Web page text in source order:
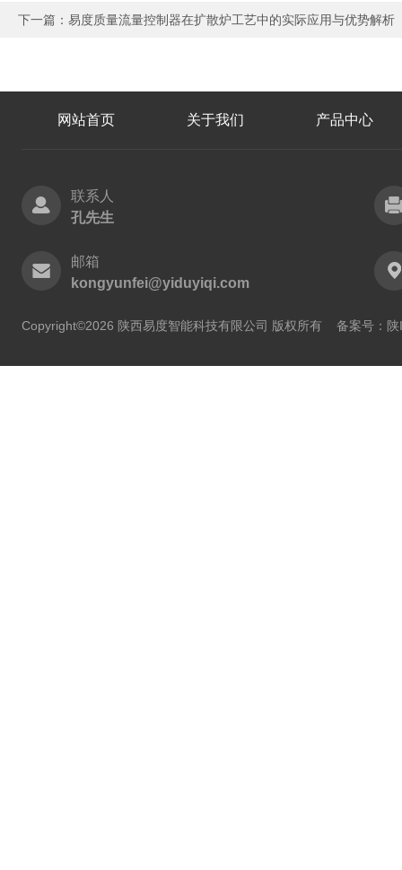
下一篇： 易度质量流量控制器在扩散炉工艺中的实际应用与优势解析
网站首页 关于我们 产品中心
联系人
孔先生
邮箱
kongyunfei@yiduyiqi.com
Copyright©2026 陕西易度智能科技有限公司 版权所有 备案号：